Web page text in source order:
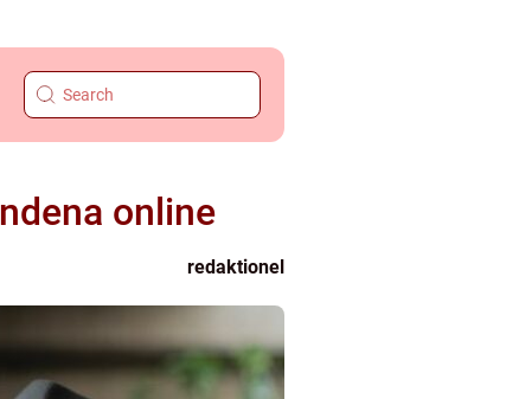
online
redaktionel